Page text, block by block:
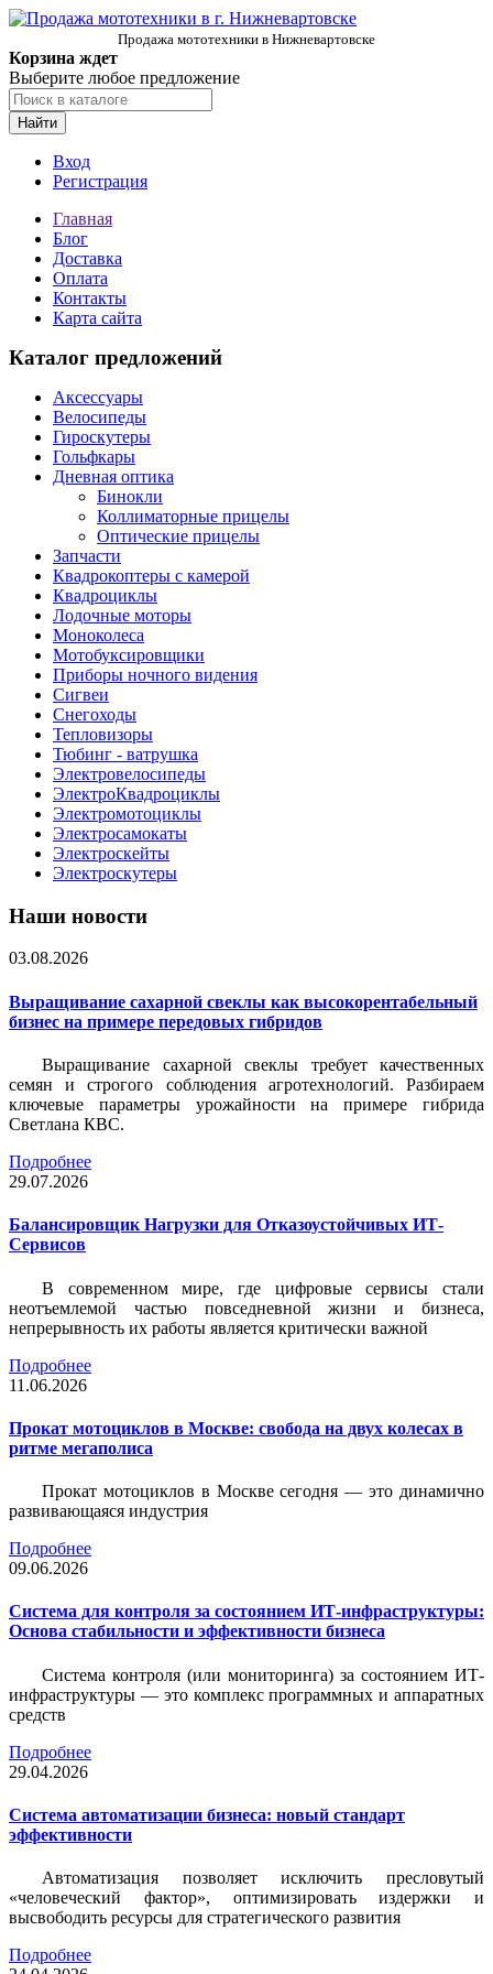
Продажа мототехники в Нижневартовске
Корзина ждет
Выберите любое предложение
Найти
Вход
Регистрация
Главная
Блог
Доставка
Оплата
Контакты
Карта сайта
Каталог предложений
Аксессуары
Велосипеды
Гироскутеры
Гольфкары
Дневная оптика
Бинокли
Коллиматорные прицелы
Оптические прицелы
Запчасти
Квадрокоптеры с камерой
Квадроциклы
Лодочные моторы
Моноколеса
Мотобуксировщики
Приборы ночного видения
Сигвеи
Снегоходы
Тепловизоры
Тюбинг - ватрушка
Электровелосипеды
ЭлектроКвадроциклы
Электромотоциклы
Электросамокаты
Электроскейты
Электроскутеры
Наши новости
03.08.2026
Выращивание сахарной свеклы как высокорентабельный
бизнес на примере передовых гибридов
Выращивание сахарной свеклы требует качественных
семян и строгого соблюдения агротехнологий. Разбираем
ключевые параметры урожайности на примере гибрида
Светлана КВС.
Подробнее
29.07.2026
Балансировщик Нагрузки для Отказоустойчивых ИТ-
Сервисов
В современном мире, где цифровые сервисы стали
неотъемлемой частью повседневной жизни и бизнеса,
непрерывность их работы является критически важной
Подробнее
11.06.2026
Прокат мотоциклов в Москве: свобода на двух колесах в
ритме мегаполиса
Прокат мотоциклов в Москве сегодня — это динамично
развивающаяся индустрия
Подробнее
09.06.2026
Система для контроля за состоянием ИТ-инфраструктуры:
Основа стабильности и эффективности бизнеса
Система контроля (или мониторинга) за состоянием ИТ-
инфраструктуры — это комплекс программных и аппаратных
средств
Подробнее
29.04.2026
Система автоматизации бизнеса: новый стандарт
эффективности
Автоматизация позволяет исключить пресловутый
«человеческий фактор», оптимизировать издержки и
высвободить ресурсы для стратегического развития
Подробнее